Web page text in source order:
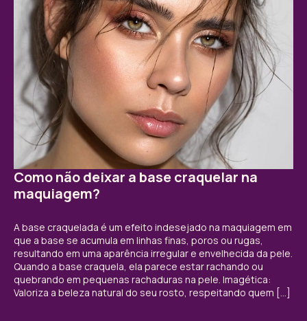
Como não deixar a base craquelar na
maquiagem?
A base craquelada é um efeito indesejado na maquiagem em
que a base se acumula em linhas finas, poros ou rugas,
resultando em uma aparência irregular e envelhecida da pele.
Quando a base craquela, ela parece estar rachando ou
quebrando em pequenas rachaduras na pele. Imagética:
Valoriza a beleza natural do seu rosto, respeitando quem […]